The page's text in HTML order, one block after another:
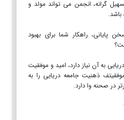
گرانه، انجمن می تواند مولد و
پایانی، راهکار شما برای بهبود
به آن نیاز دارد، امید و موفقیت
ذهنیت جامعه دریایی را به
در صحنه وا دارد.